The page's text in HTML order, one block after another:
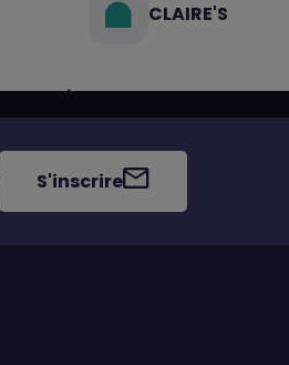
CLAIRE'S
S'inscrire